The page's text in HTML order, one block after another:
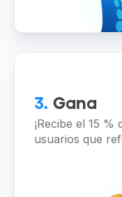
3. Gana
¡Recibe el 15
usuarios que